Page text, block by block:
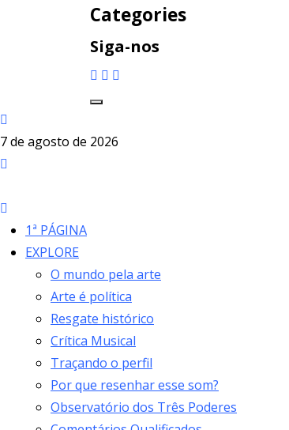
Categories
Siga-nos
7 de agosto de 2026
1ª PÁGINA
EXPLORE
O mundo pela arte
Arte é política
Resgate histórico
Crítica Musical
Traçando o perfil
Por que resenhar esse som?
Observatório dos Três Poderes